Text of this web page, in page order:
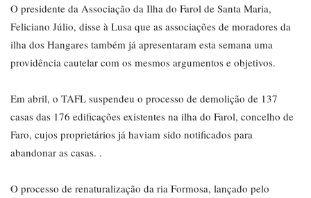
O presidente da Associação da Ilha do Farol de Santa Maria,
Feliciano Júlio, disse à Lusa que as associações de moradores da
ilha dos Hangares também já apresentaram esta semana uma
providência cautelar com os mesmos argumentos e objetivos.
Em abril, o TAFL suspendeu o processo de demolição de 137
casas das 176 edificações existentes na ilha do Farol, concelho de
Faro, cujos proprietários já haviam sido notificados para
abandonar as casas. .
O processo de renaturalização da ria Formosa, lançado pelo